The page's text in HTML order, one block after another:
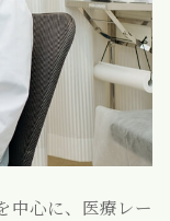
中心に、医療レー